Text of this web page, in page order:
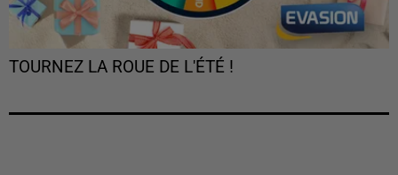
TOURNEZ LA ROUE DE L'ÉTÉ !